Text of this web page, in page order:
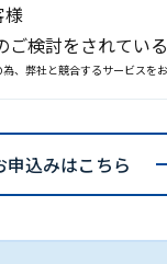
様
ご検討をされてい
弊社と競合するサービスを
申込みはこちら